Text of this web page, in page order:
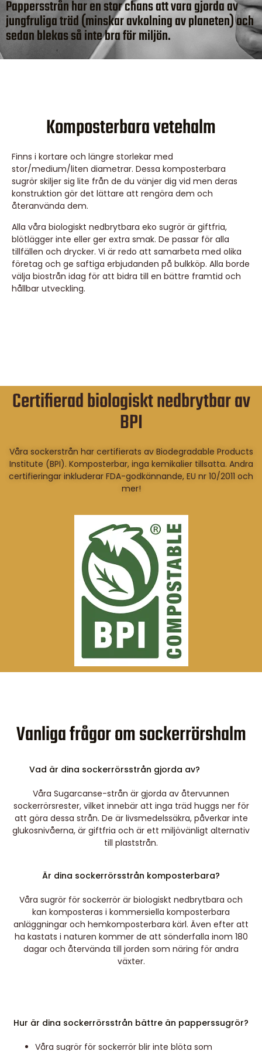
Pappersstrån har en stor chans att vara gjorda av
jungfruliga träd (minskar avkolning av planeten) och
sedan blekas så inte bra för miljön.
Komposterbara vetehalm
Finns i kortare och längre storlekar med
stor/medium/liten diametrar. Dessa komposterbara
sugrör skiljer sig lite från de du vänjer dig vid men deras
konstruktion gör det lättare att rengöra dem och
återanvända dem.
Alla våra biologiskt nedbrytbara eko sugrör är giftfria,
blötlägger inte eller ger extra smak. De passar för alla
tillfällen och drycker. Vi är redo att samarbeta med olika
företag och ge saftiga erbjudanden på bulkköp. Alla borde
välja biostrån idag för att bidra till en bättre framtid och
hållbar utveckling.
Certifierad biologiskt nedbrytbar av
BPI
Våra sockerstrån har certifierats av Biodegradable Products
Institute (BPI). Komposterbar, inga kemikalier tillsatta. Andra
certifieringar inkluderar FDA-godkännande, EU nr 10/2011 och
mer!
Vanliga frågor om sockerrörshalm
Vad är dina sockerrörsstrån gjorda av?
Våra Sugarcanse-strån är gjorda av återvunnen
sockerrörsrester, vilket innebär att inga träd huggs ner för
att göra dessa strån. De är livsmedelssäkra, påverkar inte
glukosnivåerna, är giftfria och är ett miljövänligt alternativ
till plaststrån.
Är dina sockerrörsstrån komposterbara?
Våra sugrör för sockerrör är biologiskt nedbrytbara och
kan komposteras i kommersiella komposterbara
anläggningar och hemkomposterbara kärl. Även efter att
ha kastats i naturen kommer de att sönderfalla inom 180
dagar och återvända till jorden som näring för andra
växter.
Hur är dina sockerrörsstrån bättre än papperssugrör?
Våra sugrör för sockerrör blir inte blöta som